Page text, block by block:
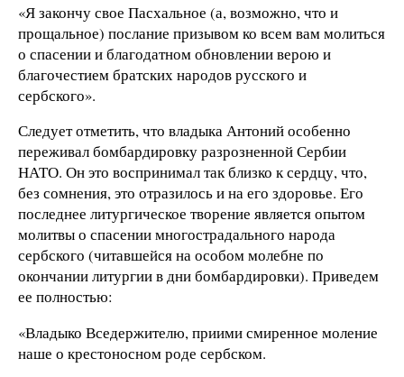
«Я закончу свое Пасхальное (а, возможно, что и
прощальное) послание призывом ко всем вам молиться
о спасении и благодатном обновлении верою и
благочестием братских народов русского и
сербского».
Следует отметить, что владыка Антоний особенно
переживал бомбардировку разрозненной Сербии
НАТО. Он это воспринимал так близко к сердцу, что,
без сомнения, это отразилось и на его здоровье. Его
последнее литургическое творение является опытом
молитвы о спасении многострадального народа
сербского (читавшейся на особом молебне по
окончании литургии в дни бомбардировки). Приведем
ее полностью:
«Владыко Вседержителю, приими смиренное моление
наше о крестоносном роде сербском.